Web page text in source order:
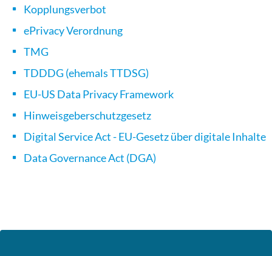
Kopplungsverbot
ePrivacy Verordnung
TMG
TDDDG (ehemals TTDSG)
EU-US Data Privacy Framework
Hinweisgeberschutzgesetz
Digital Service Act - EU-Gesetz über digitale Inhalte
Data Governance Act (DGA)